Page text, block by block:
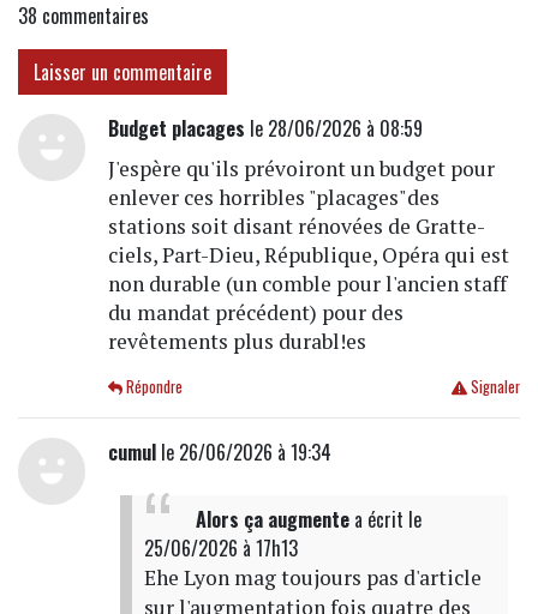
38 commentaires
Laisser un commentaire
Budget placages le 28/06/2026 à 08:59
J'espère qu'ils prévoiront un budget pour
enlever ces horribles "placages"des
stations soit disant rénovées de Gratte-
ciels, Part-Dieu, République, Opéra qui est
non durable (un comble pour l'ancien staff
du mandat précédent) pour des
revêtements plus durabl!es
Signaler
Répondre
cumulle 26/06/2026 à 19:34
Alors ça augmentea écrit le
25/06/2026 à 17h13
Ehe Lyon mag toujours pas d'article
sur l'augmentation fois quatre des